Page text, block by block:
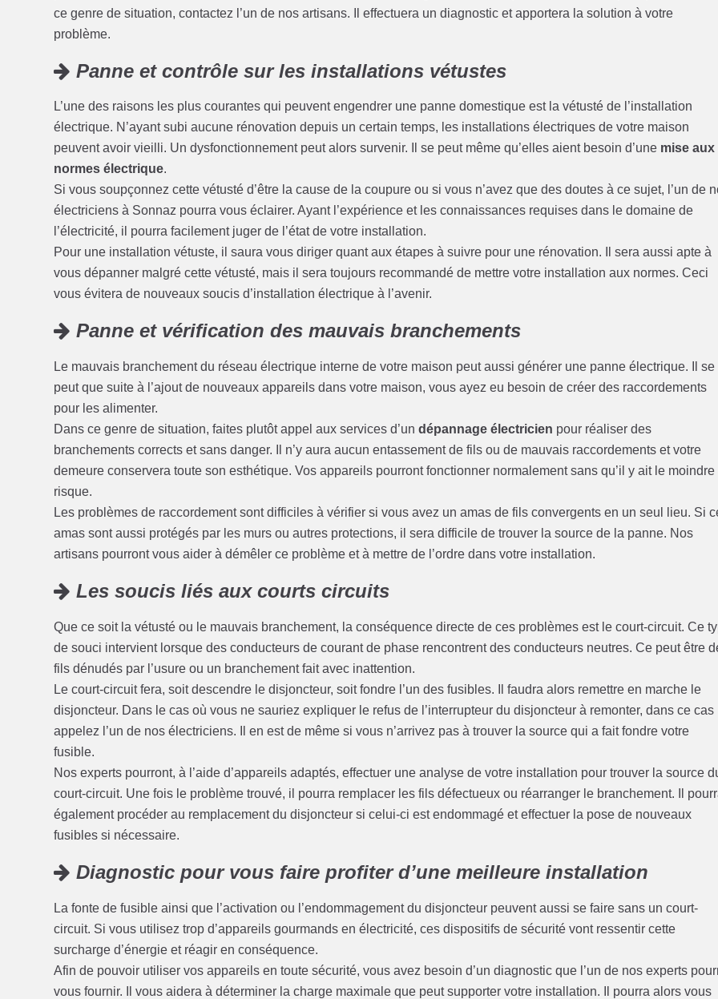
ce genre de situation, contactez l’un de nos artisans. Il effectuera un diagnostic et apportera la solution à votre
problème.
Panne et contrôle sur les installations vétustes
L’une des raisons les plus courantes qui peuvent engendrer une panne domestique est la vétusté de l’installation
électrique. N’ayant subi aucune rénovation depuis un certain temps, les installations électriques de votre maison
peuvent avoir vieilli. Un dysfonctionnement peut alors survenir. Il se peut même qu’elles aient besoin d’une mise aux
normes électrique.
Si vous soupçonnez cette vétusté d’être la cause de la coupure ou si vous n’avez que des doutes à ce sujet, l’un de
électriciens à Sonnaz pourra vous éclairer. Ayant l’expérience et les connaissances requises dans le domaine de
l’électricité, il pourra facilement juger de l’état de votre installation.
Pour une installation vétuste, il saura vous diriger quant aux étapes à suivre pour une rénovation. Il sera aussi apte à
vous dépanner malgré cette vétusté, mais il sera toujours recommandé de mettre votre installation aux normes. Ceci
vous évitera de nouveaux soucis d’installation électrique à l’avenir.
Panne et vérification des mauvais branchements
Le mauvais branchement du réseau électrique interne de votre maison peut aussi générer une panne électrique. Il se
peut que suite à l’ajout de nouveaux appareils dans votre maison, vous ayez eu besoin de créer des raccordements
pour les alimenter.
Dans ce genre de situation, faites plutôt appel aux services d’undépannage électricien pour réaliser des
branchements corrects et sans danger. Il n’y aura aucun entassement de fils ou de mauvais raccordements et votre
demeure conservera toute son esthétique. Vos appareils pourront fonctionner normalement sans qu’il y ait le moindre
risque.
Les problèmes de raccordement sont difficiles à vérifier si vous avez un amas de fils convergents en un seul lieu. Si
amas sont aussi protégés par les murs ou autres protections, il sera difficile de trouver la source de la panne. Nos
artisans pourront vous aider à démêler ce problème et à mettre de l’ordre dans votre installation.
Les soucis liés aux courts circuits
Que ce soit la vétusté ou le mauvais branchement, la conséquence directe de ces problèmes est le court-circuit. Ce
de souci intervient lorsque des conducteurs de courant de phase rencontrent des conducteurs neutres. Ce peut être
fils dénudés par l’usure ou un branchement fait avec inattention.
Le court-circuit fera, soit descendre le disjoncteur, soit fondre l’un des fusibles. Il faudra alors remettre en marche le
disjoncteur. Dans le cas où vous ne sauriez expliquer le refus de l’interrupteur du disjoncteur à remonter, dans ce cas
appelez l’un de nos électriciens. Il en est de même si vous n’arrivez pas à trouver la source qui a fait fondre votre
fusible.
Nos experts pourront, à l’aide d’appareils adaptés, effectuer une analyse de votre installation pour trouver la source
court-circuit. Une fois le problème trouvé, il pourra remplacer les fils défectueux ou réarranger le branchement. Il
également procéder au remplacement du disjoncteur si celui-ci est endommagé et effectuer la pose de nouveaux
fusibles si nécessaire.
Diagnostic pour vous faire profiter d’une meilleure installation
La fonte de fusible ainsi que l’activation ou l’endommagement du disjoncteur peuvent aussi se faire sans un court-
circuit. Si vous utilisez trop d’appareils gourmands en électricité, ces dispositifs de sécurité vont ressentir cette
surcharge d’énergie et réagir en conséquence.
Afin de pouvoir utiliser vos appareils en toute sécurité, vous avez besoin d’un diagnostic que l’un de nos experts
vous fournir. Il vous aidera à déterminer la charge maximale que peut supporter votre installation. Il pourra alors vous